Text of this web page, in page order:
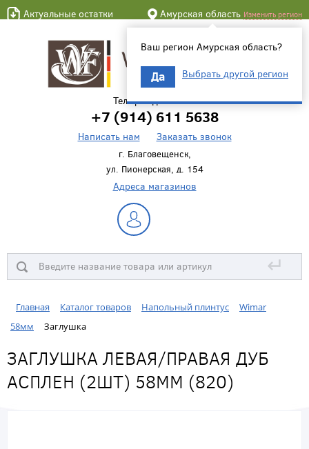
Актуальные остатки Амурская область Изменить регион
Ваш регион Амурская область?
Да Выбрать другой регион
Телефон для связи
+7 (914) 611 5638
Написать нам Заказать звонок
г. Благовещенск,
ул. Пионерская, д. 154
Адреса магазинов
↵
Главная Каталог товаров Напольный плинтус
Wimar
58мм
Заглушка
ЗАГЛУШКА ЛЕВАЯ/ПРАВАЯ ДУБ
АСПЛЕН (2ШТ) 58ММ (820)